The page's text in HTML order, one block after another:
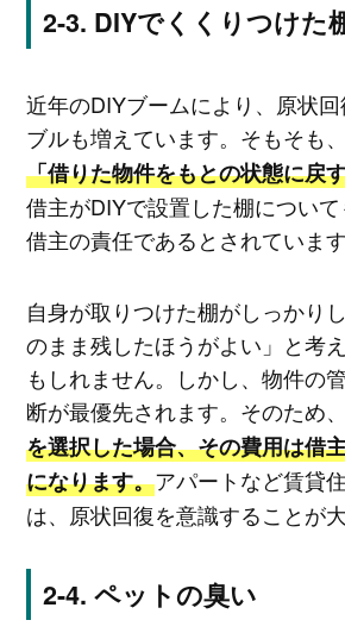
DIYでくくりつけた
近年のDIYブームにより、原状
ブルも増えています。そもそも、
「借りた物件をもとの状態に戻
借主がDIYで設置した棚につい
借主の責任であるとされています
自身が取りつけた棚がしっかり
のまま残したほうがよい」と考
もしれません。しかし、物件の
断が最優先されます。そのため、
を選択した場合、その費用は借
になります。アパートなど賃貸
は、原状回復を意識することが大
ペットの臭い